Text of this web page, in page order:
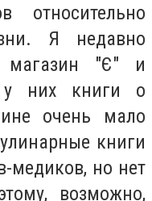
относительно
Я недавно
магазин "Є" и
у них книги о
очень мало
книги
медиков, но нет
возможно,